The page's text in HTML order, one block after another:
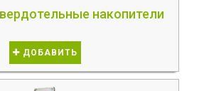
накопители
ДОБАВИТЬ